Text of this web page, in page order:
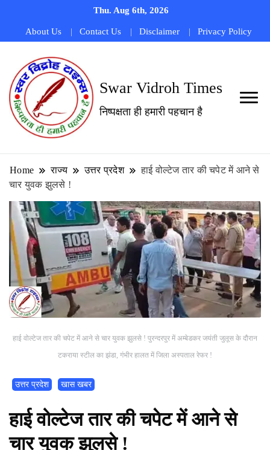
Thu. Aug 6th, 2026
About Us Contact Us Disclaimer Privacy Policy
Swar Vidroh Times
निष्पक्षता ही हमारी पहचान है
Home राज्य उत्तर प्रदेश
हाई वोल्टेज तार की चपेट में आने से
चार युवक झुलसे !
हाई वोल्टेज तार की चपेट में आने से चार युवक झुलसे ! पुरन्दरपुर में अम्बेडकर जयंती जुलूस के दौरान
टकराया स्टील का झंडा, गंभीर हालत में जिला अस्पताल रेफर !
उत्तर प्रदेश खास खबर
हाई वोल्टेज तार की चपेट में आने से
चार युवक झुलसे !